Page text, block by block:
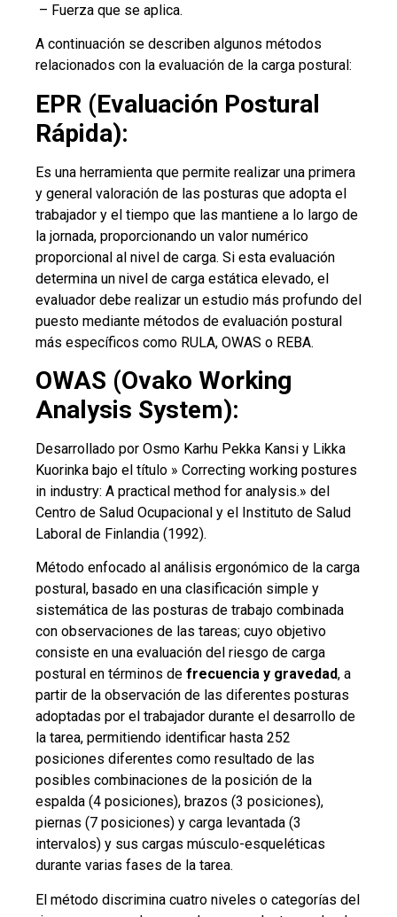
– Fuerza que se aplica.
A continuación se describen algunos métodos
relacionados con la evaluación de la carga postural:
EPR (Evaluación Postural
Rápida):
Es una herramienta que permite realizar una primera
y general valoración de las posturas que adopta el
trabajador y el tiempo que las mantiene a lo largo de
la jornada, proporcionando un valor numérico
proporcional al nivel de carga. Si esta evaluación
determina un nivel de carga estática elevado, el
evaluador debe realizar un estudio más profundo del
puesto mediante métodos de evaluación postural
más específicos como RULA, OWAS o REBA.
OWAS (Ovako Working
Analysis System):
Desarrollado por Osmo Karhu Pekka Kansi y Likka
Kuorinka bajo el título » Correcting working postures
in industry: A practical method for analysis.» del
Centro de Salud Ocupacional y el Instituto de Salud
Laboral de Finlandia (1992).
Método enfocado al análisis ergonómico de la carga
postural, basado en una clasificación simple y
sistemática de las posturas de trabajo combinada
con observaciones de las tareas; cuyo objetivo
consiste en una evaluación del riesgo de carga
postural en términos de frecuencia y gravedad, a
partir de la observación de las diferentes posturas
adoptadas por el trabajador durante el desarrollo de
la tarea, permitiendo identificar hasta 252
posiciones diferentes como resultado de las
posibles combinaciones de la posición de la
espalda (4 posiciones), brazos (3 posiciones),
piernas (7 posiciones) y carga levantada (3
intervalos) y sus cargas músculo-esqueléticas
durante varias fases de la tarea.
El método discrimina cuatro niveles o categorías del